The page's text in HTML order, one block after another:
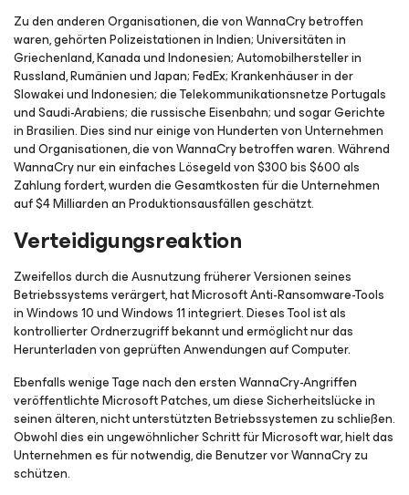
Zu den anderen Organisationen, die von WannaCry betroffen
waren, gehörten Polizeistationen in Indien; Universitäten in
Griechenland, Kanada und Indonesien; Automobilhersteller in
Russland, Rumänien und Japan; FedEx; Krankenhäuser in der
Slowakei und Indonesien; die Telekommunikationsnetze Portugals
und Saudi-Arabiens; die russische Eisenbahn; und sogar Gerichte
in Brasilien. Dies sind nur einige von Hunderten von Unternehmen
und Organisationen, die von WannaCry betroffen waren. Während
WannaCry nur ein einfaches Lösegeld von $300 bis $600 als
Zahlung fordert, wurden die Gesamtkosten für die Unternehmen
auf $4 Milliarden an Produktionsausfällen geschätzt.
Verteidigungsreaktion
Zweifellos durch die Ausnutzung früherer Versionen seines
Betriebssystems verärgert, hat Microsoft Anti-Ransomware-Tools
in Windows 10 und Windows 11 integriert. Dieses Tool ist als
kontrollierter Ordnerzugriff bekannt und ermöglicht nur das
Herunterladen von geprüften Anwendungen auf Computer.
Ebenfalls wenige Tage nach den ersten WannaCry-Angriffen
veröffentlichte Microsoft Patches, um diese Sicherheitslücke in
seinen älteren, nicht unterstützten Betriebssystemen zu schließen.
Obwohl dies ein ungewöhnlicher Schritt für Microsoft war, hielt das
Unternehmen es für notwendig, die Benutzer vor WannaCry zu
schützen.